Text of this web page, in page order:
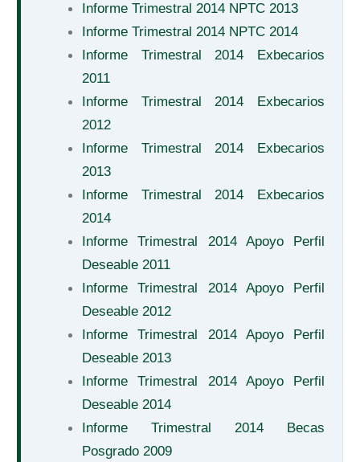
Informe Trimestral 2014 NPTC 2013
Informe Trimestral 2014 NPTC 2014
Informe Trimestral 2014 Exbecarios
2011
Informe Trimestral 2014 Exbecarios
2012
Informe Trimestral 2014 Exbecarios
2013
Informe Trimestral 2014 Exbecarios
2014
Informe Trimestral 2014 Apoyo Perfil
Deseable 2011
Informe Trimestral 2014 Apoyo Perfil
Deseable 2012
Informe Trimestral 2014 Apoyo Perfil
Deseable 2013
Informe Trimestral 2014 Apoyo Perfil
Deseable 2014
Informe Trimestral 2014 Becas
Posgrado 2009